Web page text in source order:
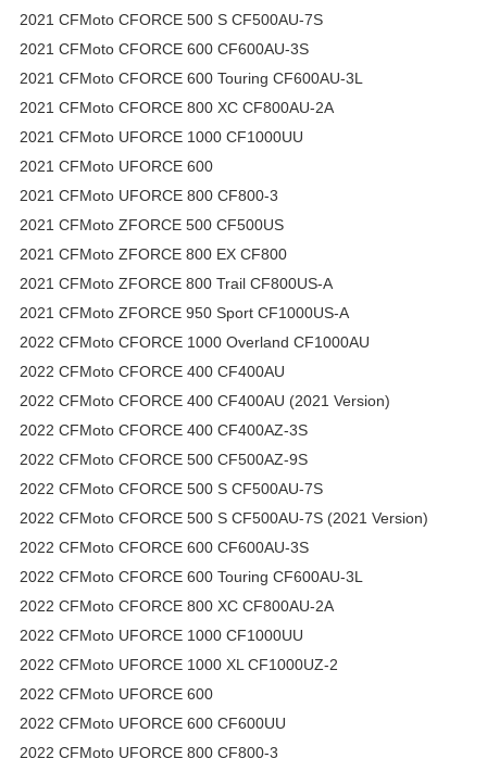
2021 CFMoto CFORCE 500 S CF500AU-7S
2021 CFMoto CFORCE 600 CF600AU-3S
2021 CFMoto CFORCE 600 Touring CF600AU-3L
2021 CFMoto CFORCE 800 XC CF800AU-2A
2021 CFMoto UFORCE 1000 CF1000UU
2021 CFMoto UFORCE 600
2021 CFMoto UFORCE 800 CF800-3
2021 CFMoto ZFORCE 500 CF500US
2021 CFMoto ZFORCE 800 EX CF800
2021 CFMoto ZFORCE 800 Trail CF800US-A
2021 CFMoto ZFORCE 950 Sport CF1000US-A
2022 CFMoto CFORCE 1000 Overland CF1000AU
2022 CFMoto CFORCE 400 CF400AU
2022 CFMoto CFORCE 400 CF400AU (2021 Version)
2022 CFMoto CFORCE 400 CF400AZ-3S
2022 CFMoto CFORCE 500 CF500AZ-9S
2022 CFMoto CFORCE 500 S CF500AU-7S
2022 CFMoto CFORCE 500 S CF500AU-7S (2021 Version)
2022 CFMoto CFORCE 600 CF600AU-3S
2022 CFMoto CFORCE 600 Touring CF600AU-3L
2022 CFMoto CFORCE 800 XC CF800AU-2A
2022 CFMoto UFORCE 1000 CF1000UU
2022 CFMoto UFORCE 1000 XL CF1000UZ-2
2022 CFMoto UFORCE 600
2022 CFMoto UFORCE 600 CF600UU
2022 CFMoto UFORCE 800 CF800-3